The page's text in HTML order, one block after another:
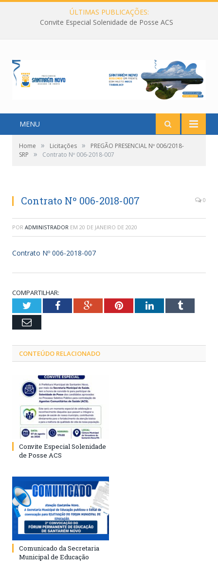
ÚLTIMAS PUBLICAÇÕES:
Convite Especial Solenidade de Posse ACS
MENU
Home » Licitações »
PREGÃO PRESENCIAL Nº 006/2018-
SRP
» Contrato Nº 006-2018-007
Contrato Nº 006-2018-007 0
POR ADMINISTRADOR EM 20 DE JANEIRO DE 2020
Contrato Nº 006-2018-007
COMPARTILHAR:
TwitterFacebookGoogle+PinterestLinkedInTumblr
Email
CONTEÚDO RELACIONADO
Convite Especial Solenidade
de Posse ACS
Comunicado da Secretaria
Municipal de Educação